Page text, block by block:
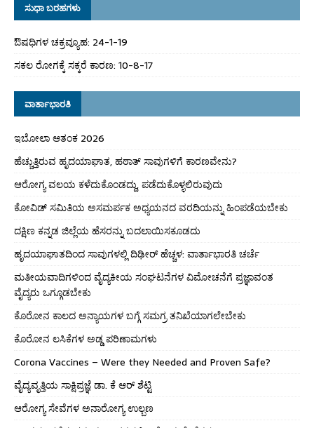
ಸುಧಾ ಬರಹಗಳು
ಔಷಧಿಗಳ ಚಕ್ರವ್ಯೂಹ: 24-1-19
ಸಕಲ ರೋಗಕ್ಕೆ ಸಕ್ಕರೆ ಕಾರಣ: 10-8-17
ವಾರ್ತಾಭಾರತಿ
ಇಬೋಲಾ ಆತಂಕ 2026
ಹೆಚ್ಚುತ್ತಿರುವ ಹೃದಯಾಘಾತ, ಹಠಾತ್ ಸಾವುಗಳಿಗೆ ಕಾರಣವೇನು?
ಆರೋಗ್ಯ ವಲಯ ಕಳೆದುಕೊಂಡದ್ದು, ಪಡೆದುಕೊಳ್ಳಲಿರುವುದು
ಕೋವಿಡ್ ಸಮಿತಿಯ ಅಸಮರ್ಪಕ ಅಧ್ಯಯನದ ವರದಿಯನ್ನು ಹಿಂಪಡೆಯಬೇಕು
ದಕ್ಷಿಣ ಕನ್ನಡ ಜಿಲ್ಲೆಯ ಹೆಸರನ್ನು ಬದಲಾಯಿಸಕೂಡದು
ಹೃದಯಾಘಾತದಿಂದ ಸಾವುಗಳಲ್ಲಿ ದಿಢೀರ್ ಹೆಚ್ಚಳ: ವಾರ್ತಾಭಾರತಿ ಚರ್ಚೆ
ಮತೀಯವಾದಿಗಳಿಂದ ವೈದ್ಯಕೀಯ ಸಂಘಟನೆಗಳ ವಿಮೋಚನೆಗೆ ಪ್ರಜ್ಞಾವಂತ
ವೈದ್ಯರು ಒಗ್ಗೂಡಬೇಕು
ಕೊರೋನ ಕಾಲದ ಅನ್ಯಾಯಗಳ ಬಗ್ಗೆ ಸಮಗ್ರ ತನಿಖೆಯಾಗಲೇಬೇಕು
ಕೊರೋನ ಲಸಿಕೆಗಳ ಅಡ್ಡ ಪರಿಣಾಮಗಳು
Corona Vaccines – Were they Needed and Proven Safe?
ವೈದ್ಯವೃತ್ತಿಯ ಸಾಕ್ಷಿಪ್ರಜ್ಞೆ ಡಾ. ಕೆ ಆರ್ ಶೆಟ್ಟಿ
ಆರೋಗ್ಯ ಸೇವೆಗಳ ಅನಾರೋಗ್ಯ ಉಲ್ಬಣ